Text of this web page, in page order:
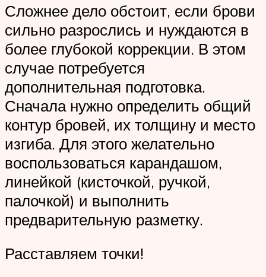
Сложнее дело обстоит, если брови
сильно разрослись и нуждаются в
более глубокой коррекции. В этом
случае потребуется
дополнительная подготовка.
Сначала нужно определить общий
контур бровей, их толщину и место
изгиба. Для этого желательно
воспользоваться карандашом,
линейкой (кисточкой, ручкой,
палочкой) и выполнить
предварительную разметку.
Расставляем точки!